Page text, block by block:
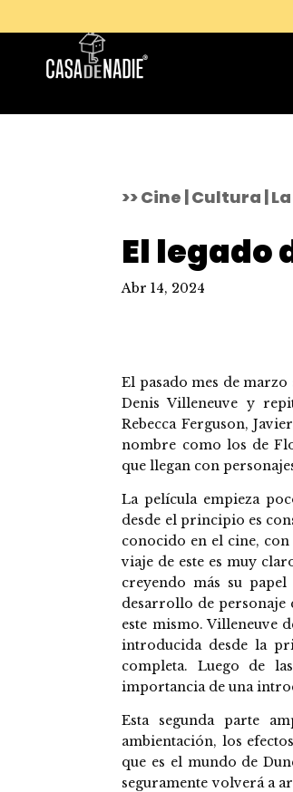
>> Cine | Cultura |
El legado
Abr 14, 2024
El pasado mes de
Denis Villeneuve y
Rebecca Ferguson,
nombre como los de
que llegan con
La película empieza
desde el principio es
conocido en el cine,
viaje de este es muy
creyendo más su
desarrollo de personaje
este mismo. Villeneuve
introducida desde la
completa. Luego de
importancia de una
Esta segunda parte
ambientación, los
que es el mundo de
seguramente volverá a